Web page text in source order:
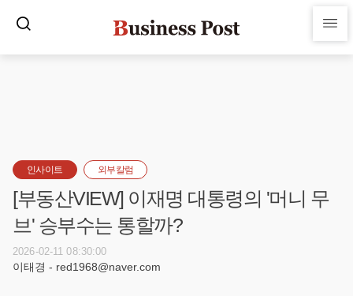
인사이트 외부칼럼
[부동산VIEW] 이재명 대통령의 '머니 무
브' 승부수는 통할까?
2026-02-11 08:30:00
이태경 - red1968@naver.com